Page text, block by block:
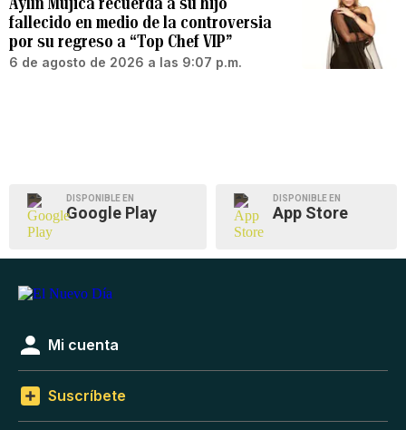
fallecido en medio de la controversia
por su regreso a “Top Chef VIP”
6 de agosto de 2026 a las 9:07 p.m.
DISPONIBLE EN
Google Play
DISPONIBLE EN
App Store
Mi cuenta
Suscríbete